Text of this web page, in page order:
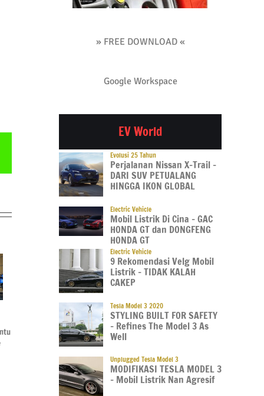
GIIAS 2026
Electric-First Jadi Kunci,
Begini Cara Kerja
Teknologi Dual Mode BYD
08 Aug 2026
GIIAS 2026
Daihatsu SMK Skill
Tahun Konsistensi Bina
Vokasi
08 Aug 2026
» FREE DOWNLOAD «
Google Workspace
EV World
Evolusi 25 Tahun
Perjalanan Nissan X-Trail –
DARI SUV PETUALANG
HINGGA IKON GLOBAL
Electric Vehicle
Mobil Listrik Di Cina – GAC
HONDA GT dan DONGFENG
HONDA GT
Electric Vehicle
9 Rekomendasi Velg Mobil
Listrik – TIDAK KALAH
CAKEP
Tesla Model 3 2020
STYLING BUILT FOR SAFETY
– Refines The Model 3 As
Well
Unplugged Tesla Model 3
MODIFIKASI TESLA MODEL 3
– Mobil Listrik Nan Agresif